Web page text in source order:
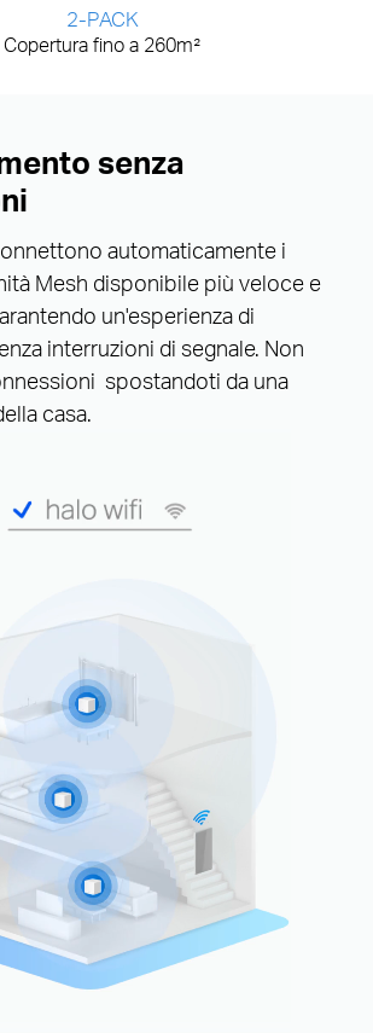
2-PACK
Copertura fino a 260m²
senza
automaticamente i
Mesh disponibile più veloce e
un'esperienza di
interruzioni di segnale. Non
spostandoti da una
casa.